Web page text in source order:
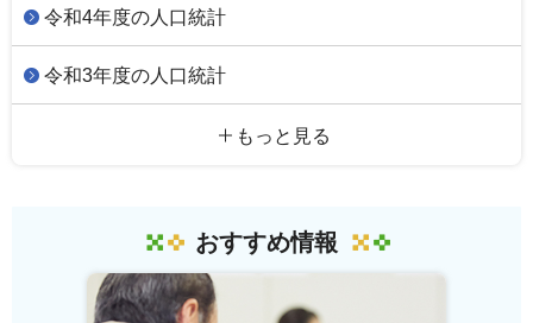
令和4年度の人口統計
令和3年度の人口統計
もっと見る
おすすめ情報